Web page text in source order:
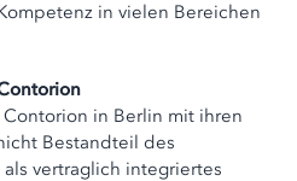
in vielen Bereichen
in Berlin mit ihren
Bestandteil des
vertraglich integriertes